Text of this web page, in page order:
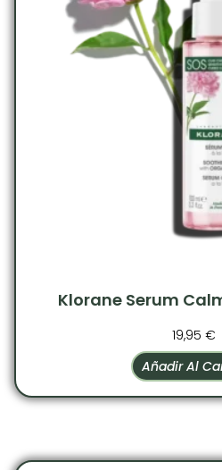
Klorane Serum
19,95 €
Añadir Al